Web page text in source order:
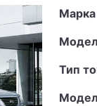
Марка
Тип